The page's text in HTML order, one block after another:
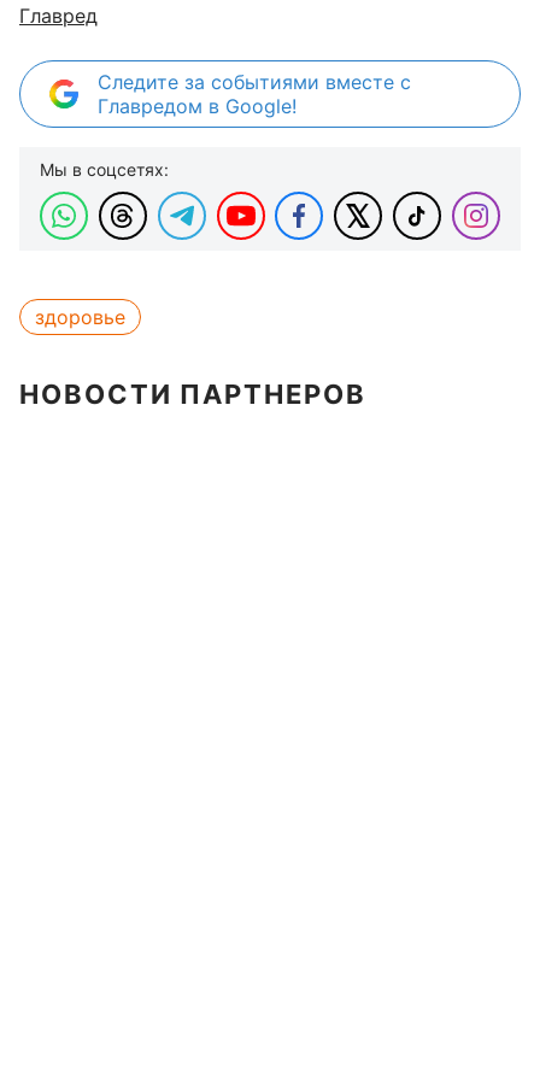
Главред
Следите за событиями вместе с
Главредом в Google!
Мы в соцсетях:
здоровье
НОВОСТИ ПАРТНЕРОВ